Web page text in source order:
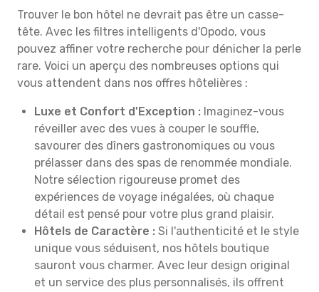
Trouver le bon hôtel ne devrait pas être un casse-
tête. Avec les filtres intelligents d'Opodo, vous
pouvez affiner votre recherche pour dénicher la perle
rare. Voici un aperçu des nombreuses options qui
vous attendent dans nos offres hôtelières :
Luxe et Confort d'Exception : Imaginez-vous
réveiller avec des vues à couper le souffle,
savourer des dîners gastronomiques ou vous
prélasser dans des spas de renommée mondiale.
Notre sélection rigoureuse promet des
expériences de voyage inégalées, où chaque
détail est pensé pour votre plus grand plaisir.
Hôtels de Caractère : Si l'authenticité et le style
unique vous séduisent, nos hôtels boutique
sauront vous charmer. Avec leur design original
et un service des plus personnalisés, ils offrent